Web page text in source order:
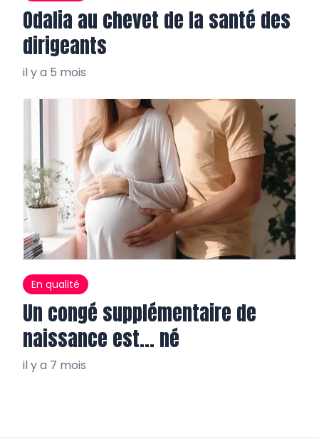
Odalia au chevet de la santé des
dirigeants
il y a 5 mois
En qualité
Un congé supplémentaire de
naissance est… né
il y a 7 mois